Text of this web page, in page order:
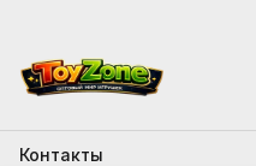
Контакты